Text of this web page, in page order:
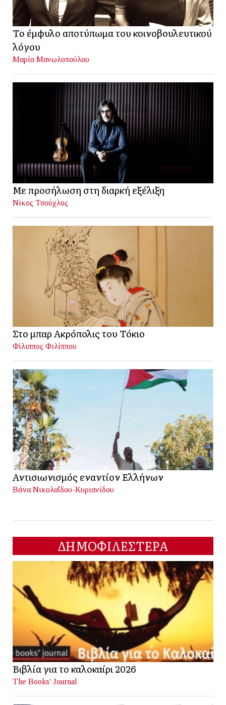
Το έμφυλο αποτύπωμα του κοινοβουλευτικού
λόγου
Μαρία Μανωλοπούλου
Με προσήλωση στη διαρκή εξέλιξη
Νίκος Τσούχλος
Στο μπαρ Ακρόπολις του Τόκιο
Φίλιππος Φιλίππου
Αντισιωνισμός εναντίον Ελλήνων
Βάνα Νικολαΐδου-Κυριανίδου
ΔΗΜΟΦΙΛΕΣΤΕΡΑ
Βιβλία για το καλοκαίρι 2026
The Books' Journal